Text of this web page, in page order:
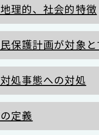
理的、社会的特徴
保護計画が対象と
処事態への対処
定義